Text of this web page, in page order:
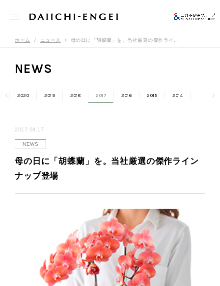
ホーム ニュース 母の日に「胡蝶蘭」を。当社厳選の傑作ライ...
NEWS
2020 2019 2018 2017 2016 2015 2014
2017.04.17
NEWS
母の日に「胡蝶蘭」を。当社厳選の傑作ライン
ナップ登場